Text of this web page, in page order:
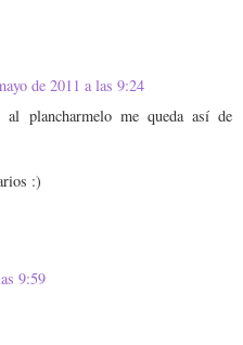
de 2011 a las 9:24
al plancharmelo me queda así de
:)
9:59